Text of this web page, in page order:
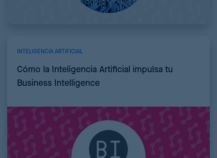
INTELIGENCIA ARTIFICIAL
Cómo la Inteligencia Artificial impulsa tu
Business Intelligence